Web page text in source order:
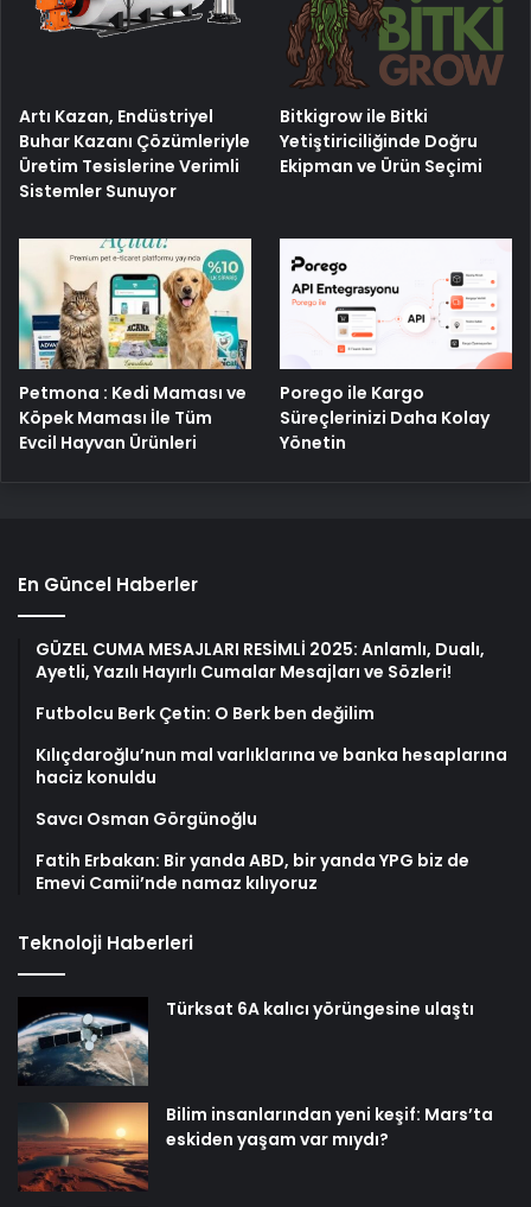
Artı Kazan, Endüstriyel
Buhar Kazanı Çözümleriyle
Üretim Tesislerine Verimli
Sistemler Sunuyor
Bitkigrow ile Bitki
Yetiştiriciliğinde Doğru
Ekipman ve Ürün Seçimi
Petmona : Kedi Maması ve
Köpek Maması İle Tüm
Evcil Hayvan Ürünleri
Porego ile Kargo
Süreçlerinizi Daha Kolay
Yönetin
En Güncel Haberler
GÜZEL CUMA MESAJLARI RESİMLİ 2025: Anlamlı, Dualı,
Ayetli, Yazılı Hayırlı Cumalar Mesajları ve Sözleri!
Futbolcu Berk Çetin: O Berk ben değilim
Kılıçdaroğlu’nun mal varlıklarına ve banka hesaplarına
haciz konuldu
Savcı Osman Görgünoğlu
Fatih Erbakan: Bir yanda ABD, bir yanda YPG biz de
Emevi Camii’nde namaz kılıyoruz
Teknoloji Haberleri
Türksat 6A kalıcı yörüngesine ulaştı
Bilim insanlarından yeni keşif: Mars’ta
eskiden yaşam var mıydı?